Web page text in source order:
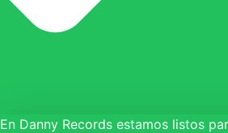
En Danny Records estamos listos